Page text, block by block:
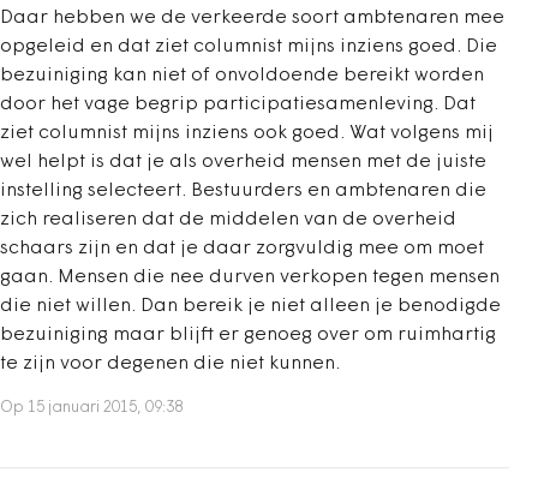
Daar hebben we de verkeerde soort ambtenaren mee
opgeleid en dat ziet columnist mijns inziens goed. Die
bezuiniging kan niet of onvoldoende bereikt worden
door het vage begrip participatiesamenleving. Dat
ziet columnist mijns inziens ook goed. Wat volgens mij
wel helpt is dat je als overheid mensen met de juiste
instelling selecteert. Bestuurders en ambtenaren die
zich realiseren dat de middelen van de overheid
schaars zijn en dat je daar zorgvuldig mee om moet
gaan. Mensen die nee durven verkopen tegen mensen
die niet willen. Dan bereik je niet alleen je benodigde
bezuiniging maar blijft er genoeg over om ruimhartig
te zijn voor degenen die niet kunnen.
Op 15 januari 2015, 09:38